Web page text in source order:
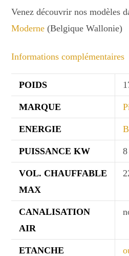
Venez découvrir nos modèles
Moderne (Belgique Wallonie)
Informations complémentaires
POIDS
MARQUE
ENERGIE
PUISSANCE KW 8
VOL. CHAUFFABLE
MAX
CANALISATION
AIR
ETANCHE